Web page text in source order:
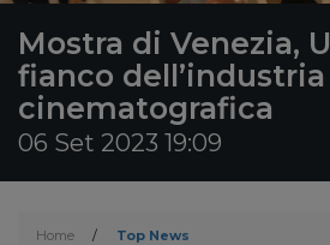
Mostra di Venezia,
fianco dell’industria
cinematografica
06 Set 2023 19:09
Home / Top News